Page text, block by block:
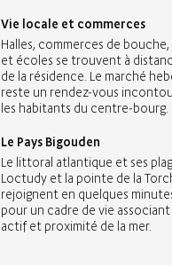
Vie locale et commerces
Halles, commerces de
et écoles se trouvent à
de la résidence. Le marché
reste un rendez-vous
les habitants du centre-bourg.
Le Pays Bigouden
Le littoral atlantique et ses
Loctudy et la pointe de la
rejoignent en quelques
pour un cadre de vie
actif et proximité de la mer.